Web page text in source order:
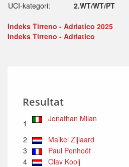
UCI-kategori:
2.WT/WT/PT
Indeks Tirreno - Adriatico 2025
Indeks Tirreno - Adriatico
Resultat
1 Jonathan Milan
2
Maikel Zijlaard
3
Paul Penhoët
4
Olav Kooij